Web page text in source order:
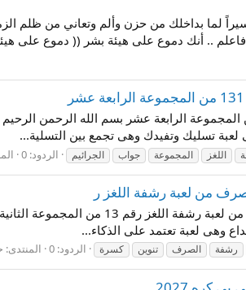
لما بداخلك من حزن وألم وتعاني من ظلم
.. أنك دموع على هيئة بشر (( دموع على
لغز يمنع تسرب الجرائيم الى الجسم من لعبة سبع كلمات اللغز رقم 131 من المجموعة
لعبة تسليك وتفيدك وهى تجمع بين التسلية...
اللغز المجموعة جواب الجرائيم الردود: 0
من لعبة رشفة اللغز ر
جواب لغز كل اسم يمنع ان يكون فى نهايته تنوين ولا
وهى لعبة تعتمد على الذكاء...
رشفة الصرف تنوين كسرة الردود: 0 المنتدى: